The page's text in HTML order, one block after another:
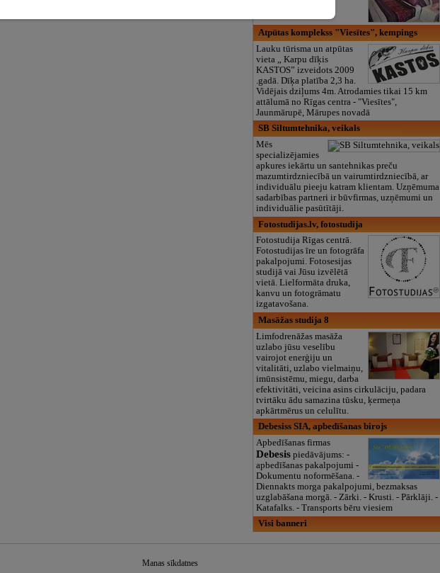
Atpūtas komplekss "Viesītes", kempings
Lauku tūrisma un atpūtas
vieta „ Karpu dīķis
KASTOS” izveidots 2009
.gadā. Dīķa platība 2,3 ha.
Vidējais dziļums 4m. Atrodamies tikai 15 km
attālumā no Rīgas centra - "Viesītes",
Jaunmārupē, Mārupes novadā
SB Siltumtehnika, veikals
Mēs
specializējamies
apkures iekārtu un santehnikas preču
mazumtirdzniecībā un vairumtirdzniecībā, ar
individuālu pieeju katram klientam. Uzņēmuma
sadarbības partneri ir būvfirmas, uzņēmumi un
individuālie pasūtītāji.
Fotostudijas.lv, fotostudija
Fotostudija Rīgas centrā.
Fotostudijas īre un fotogrāfa
pakalpojumi. Fotosesijas
studijā vai Jūsu izvēlētā
vietā. Lielformāta druka,
kanvu un fotogrāmatu
izgatavošana.
Masāžas studija 8
Limfodrenāžas masāža
uzlabo jūsu veselību
vairojot enerģiju un
vitalitāti, uzlabo vielmaiņu,
imūnsistēmu, miegu, darba
efektivitāti, veicina asins cirkulāciju, padara
tvirtāku ādu samazina tūsku, ķermeņa
apkārtmērus un celulītu.
Debesiss SIA, apbedīšanas birojs
Apbedīšanas firmas
Debesis piedāvājums: -
apbedīšanas pakalpojumi -
Dokumentu noformēšana. -
Diennakts morga pakalpojumi, bezmaksas
uzglabāšana morgā. - Zārki. - Krusti. - Pārklāji. -
Katafalks. - Transports bēru viesiem
Visi banneri
Manas sīkdatnes